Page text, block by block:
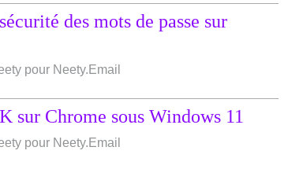
des mots de passe sur
pour Neety.Email
sur Chrome sous Windows 11
pour Neety.Email